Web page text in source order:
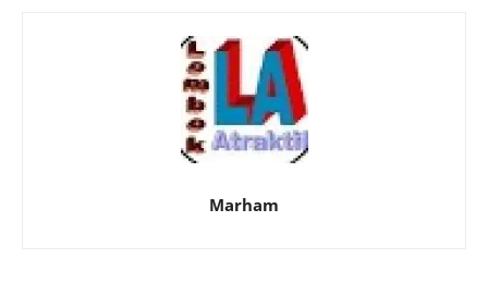
Marham